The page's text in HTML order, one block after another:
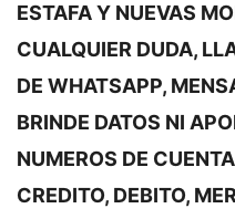
ESTAFA Y NUEVAS
CUALQUIER DUDA,
DE WHATSAPP,
BRINDE DATOS NI
NUMEROS DE
CREDITO, DEBITO,